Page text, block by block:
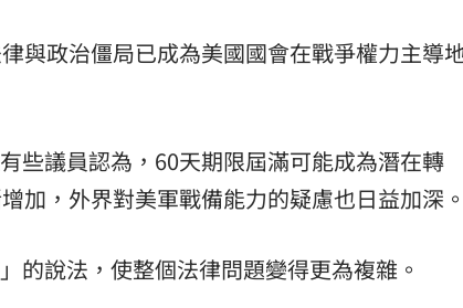
與政治僵局已成為美國國會在戰爭權力主導
些議員認為，60天期限屆滿可能成為潛在轉
加，外界對美軍戰備能力的疑慮也日益加深。
的說法，使整個法律問題變得更為複雜。